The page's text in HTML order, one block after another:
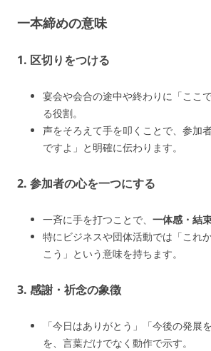
一本締めの意味
1. 区切りをつける
宴会や会合の途中や終わりに「ここ
る役割。
声をそろえて手を叩くことで、参加
ですよ」と明確に伝わります。
2. 参加者の心を一つにする
一斉に手を打つことで、 一体感・結
特にビジネスや団体活動では「これ
こう」という意味を持ちます。
3. 感謝・祈念の象徴
「今日はありがとう」「今後の発展
を、言葉だけでなく動作で示す。